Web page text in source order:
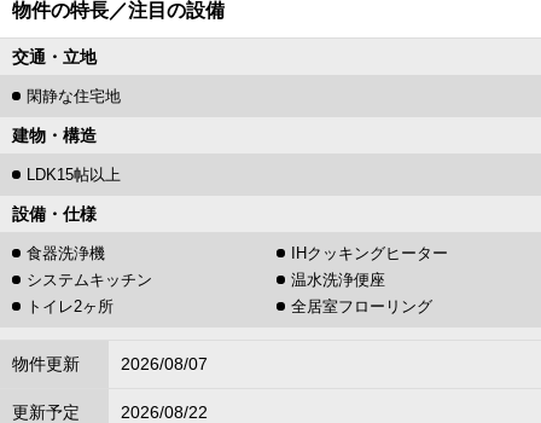
物件の特長／注目の設備
交通・立地
閑静な住宅地
建物・構造
LDK15帖以上
設備・仕様
食器洗浄機
IHクッキングヒーター
システムキッチン
温水洗浄便座
トイレ2ヶ所
全居室フローリング
物件更新 2026/08/07
更新予定 2026/08/22